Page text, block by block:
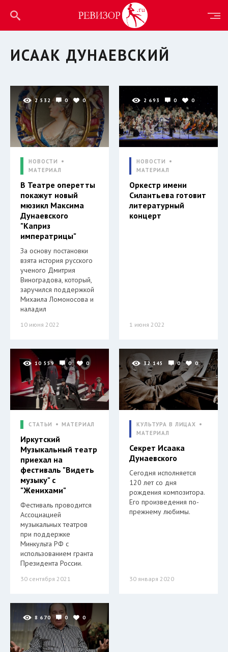
ИСААК ДУНАЕВСКИЙ
2 532 0 0
НОВОСТИ
МАТЕРИАЛ
В Театре оперетты
покажут новый
мюзикл Максима
Дунаевского
"Каприз
императрицы"
За основу постановки
взята история русского
ученого Дмитрия
Виноградова, который,
заручился поддержкой
Михаила Ломоносова и
наладил
10 июня 2022
2 693 0 0
НОВОСТИ
МАТЕРИАЛ
Оркестр имени
Силантьева готовит
литературный
концерт
1 июня 2022
10 559 0 0
СТАТЬИ МАТЕРИАЛ
Иркутский
Музыкальный театр
приехал на
фестиваль "Видеть
музыку" с
"Женихами"
Фестиваль проводится
Ассоциацией
музыкальных театров
при поддержке
Минкульта РФ с
использованием гранта
Президента России.
30 сентября 2021
32 145 0 0
КУЛЬТУРА В ЛИЦАХ
МАТЕРИАЛ
Секрет Исаака
Дунаевского
Сегодня исполняется
120 лет со дня
рождения композитора.
Его произведения по-
прежнему любимы.
30 января 2020
8 670 0 0